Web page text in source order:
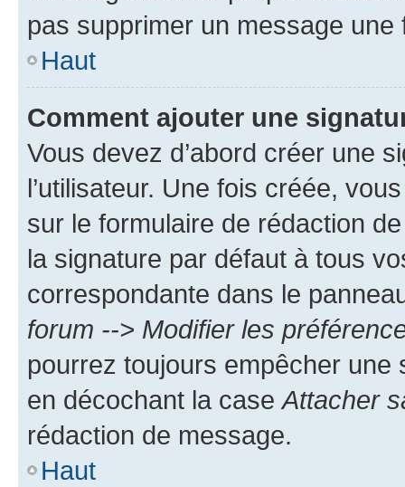
pas supprimer un message une
Haut
Comment ajouter une
Vous devez d’abord créer une
l’utilisateur. Une fois créée,
sur le formulaire de rédaction
la signature par défaut à tous
correspondante dans le
forum --> Modifier les
pourrez toujours empêcher une
en décochant la case Attacher
rédaction de message.
Haut